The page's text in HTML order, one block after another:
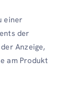
einer
der
Anzeige,
am Produkt